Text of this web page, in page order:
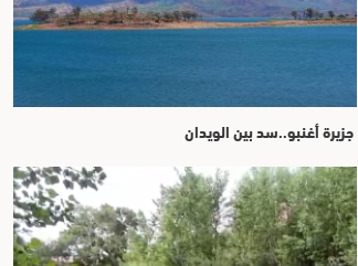
جزيرة أغنبو..سد بين الويدان